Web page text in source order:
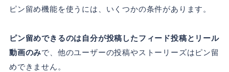
ピン留め機能を使うには、いくつかの条件があります。
ピン留めできるのは自分が投稿したフィード投稿とリール
動画のみで、他のユーザーの投稿やストーリーズはピン留
めできません。